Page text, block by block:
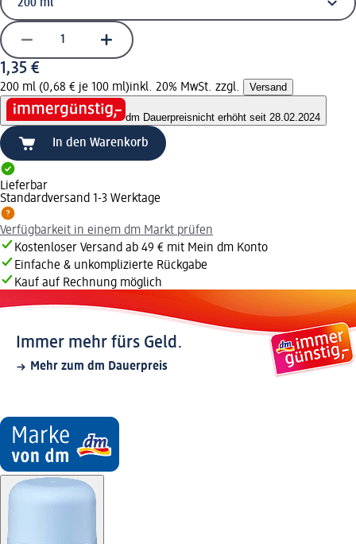
1,35 €
200 ml (0,68 € je 100 ml)inkl. 20% MwSt. zzgl. Versand
dm Dauerpreisnicht erhöht seit 28.02.2024
In den Warenkorb
Lieferbar
Standardversand 1-3 Werktage
Verfügbarkeit in einem dm Markt prüfen
Kostenloser Versand ab 49 € mit Mein dm Konto
Einfache & unkomplizierte Rückgabe
Kauf auf Rechnung möglich
Immer mehr fürs Geld.
Mehr zum dm Dauerpreis